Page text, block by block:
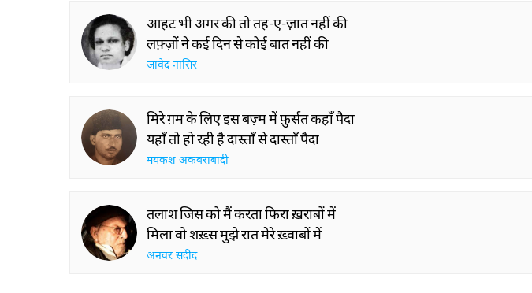
आहट भी अगर की तो तह-ए-ज़ात नहीं की
लफ़्ज़ों ने कई दिन से कोई बात नहीं की
जावेद नासिर
मिरे ग़म के लिए इस बज़्म में फ़ुर्सत कहाँ पैदा
यहाँ तो हो रही है दास्ताँ से दास्ताँ पैदा
मयकश अकबराबादी
तलाश जिस को मैं करता फिरा ख़राबों में
मिला वो शख़्स मुझे रात मेरे ख़्वाबों में
अनवर सदीद